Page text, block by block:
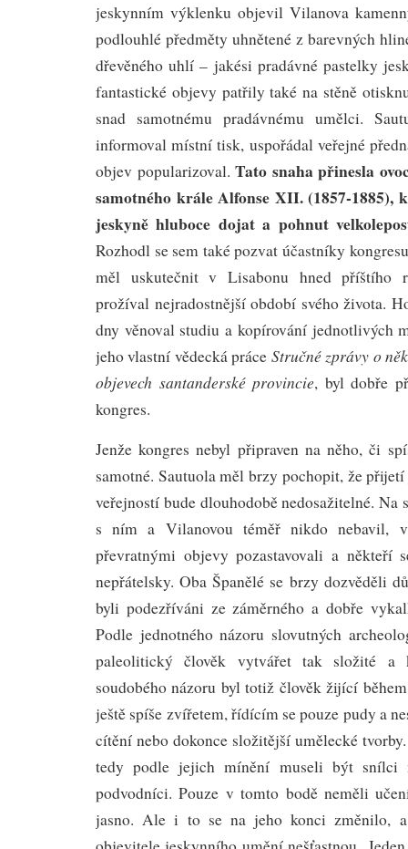
jeskynním výklenku objevil Vilanova
podlouhlé předměty uhnětené z barevných
dřevěného uhlí – jakési pradávné pastelky
fantastické objevy patřily také na stěně
snad samotnému pradávnému umělci.
informoval místní tisk, uspořádal veřejné
objev popularizoval.Tato snaha přinesla
samotného krále Alfonse XII. (1857-1885),
jeskyně hluboce dojat a pohnut
Rozhodl se sem také pozvat účastníky
měl uskutečnit v Lisabonu hned příštího
prožíval nejradostnější období svého života.
dny věnoval studiu a kopírování jednotlivých
jeho vlastní vědecká práce Stručné zprávy o
objevech santanderské provincie, byl dobře
kongres.
Jenže kongres nebyl připraven na něho, či
samotné. Sautuola měl brzy pochopit, že
veřejností bude dlouhodobě nedosažitelné. Na
s ním a Vilanovou téměř nikdo nebavil,
převratnými objevy pozastavovali a někteří
nepřátelsky. Oba Španělé se brzy dozvěděli
byli podezříváni ze záměrného a dobře
Podle jednotného názoru slovutných
paleolitický člověk vytvářet tak složité a
soudobého názoru byl totiž člověk žijící
ještě spíše zvířetem, řídícím se pouze pudy a
cítění nebo dokonce složitější umělecké
tedy podle jejich mínění museli být snílci
podvodníci. Pouze v tomto bodě neměli
jasno. Ale i to se na jeho konci změnilo,